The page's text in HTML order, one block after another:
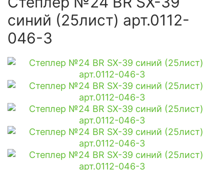
синий (25лист) арт.0112-
046-3